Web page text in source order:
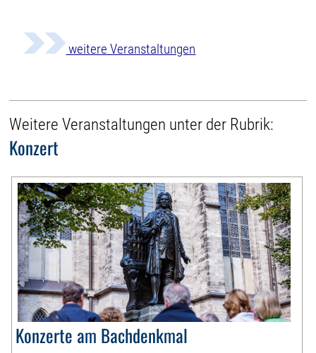
weitere Veranstaltungen
Weitere Veranstaltungen unter der Rubrik:
Konzert
Konzerte am Bachdenkmal